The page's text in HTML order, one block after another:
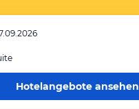
Hotelangeboteansehen